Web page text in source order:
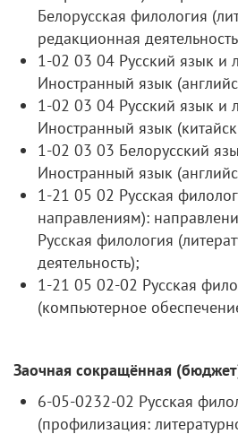
Белорусская филология
редакционная
1-02 03 04 Русский язык и
Иностранный язык
1-02 03 04 Русский язык и
Иностранный язык
1-02 03 03 Белорусский
Иностранный язык
1-21 05 02 Русская
направлениям):
Русская филология
деятельность);
1-21 05 02-02 Русская
(компьютерное
Заочная сокращённая
6-05-0232-02 Русская
(профилизация: